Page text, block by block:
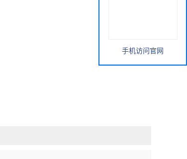
手机访问官网